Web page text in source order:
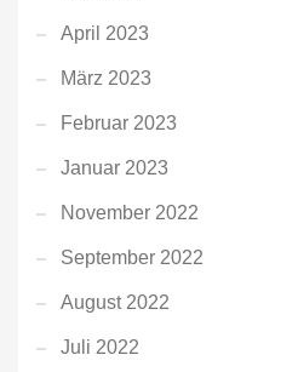
April 2023
März 2023
Februar 2023
Januar 2023
November 2022
September 2022
August 2022
Juli 2022